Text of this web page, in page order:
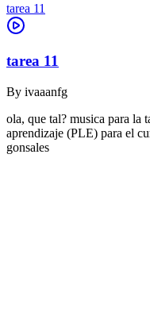
tarea 11
tarea 11
By ivaaanfg
ola, que tal? musica para la
aprendizaje (PLE) para el
gonsales